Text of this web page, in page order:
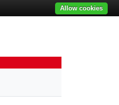
Allow cookies